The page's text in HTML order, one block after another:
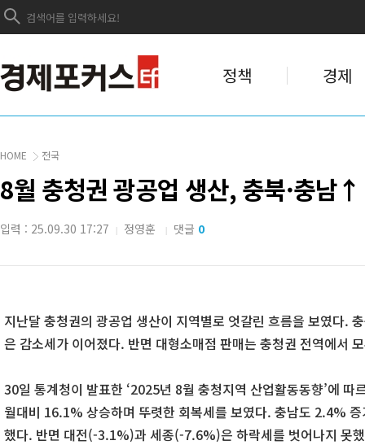
정책 경제
HOME 전국
8월 충청권 광공업 생산, 충북·충
입력 : 25.09.30 17:27 | 정영훈 | 댓글 0
지난달 충청권의 광공업 생산이 지역별로 엇갈린 흐름을 보였다.
은 감소세가 이어졌다. 반면 대형소매점 판매는 충청권 전역에서
30일 통계청이 발표한 ‘2025년 8월 충청지역 산업활동동향’에 따
월대비 16.1% 상승하며 뚜렷한 회복세를 보였다. 충남도 2.4%
했다. 반면 대전(-3.1%)과 세종(-7.6%)은 하락세를 벗어나지 못